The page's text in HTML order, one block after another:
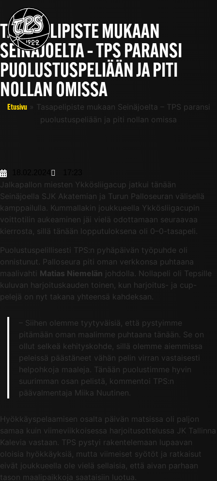
TASAPELIPISTE MUKAAN
SEINÄJOELTA – TPS PARANSI
PUOLUSTUSPELIÄÄN JA PITI
NOLLAN OMISSA
Etusivu» Tasapelipiste mukaan Seinäjoelta – TPS paransi
puolustuspeliään ja piti nollan omissa
Jalkapallon miesten Ykkösliigacup jatkui tänään
Seinäjoella SJK Akatemian ja Turun Palloseuran välisellä
kamppailulla. Kummallakin joukkueella Ykkösliigacupin
voittotilin aukeaminen jäi vielä odottamaan seuraavaa
kierrosta, sillä tänään lopputuloksena oli 0–0-tasapeli.
Puolustuspelillisesti TPS:n pyhäpäivän työpuhde oli
onnistunut. Palloseura piti oman verkkonsa puhtaana
maalivahti Matias Niemelän johdolla. Nollapeli oli Tepsille
kuluvan harjoituskauden toinen, kun harjoitus- ja cup-
pelejä on nyt takana yhteensä kahdeksan.
– Siihen olemme tyytyväisiä, että pystyimme
pitämään oman maalimme puhtaana tänään. Se on
ollut selkeä kehityskohde, sillä olemme aiemmissa
peleissä päästäneet vähän pelin virran vastaisesti
helpohkoja maaleja. Tänään puolustimme hyvin
suurimman osan pelistä, kommentoi TPS:n
päävalmentaja Miika Nuutinen.
Hyökkäyspelaamisen osalta päivän matsissa oli paljon
samaa kuin viimeviikkoisessa harjoitusottelussa JK Tallinna
Kalevia vastaan. TPS pystyi rakentelemaan lupaavan
oloisia hyökkäyksiä, mutta viimeiset syötöt ja ratkaisut
eivät joukkueella ole vielä sellaisia, että aivan parhaan
tason maalipaikkoja saataisiin luotua.